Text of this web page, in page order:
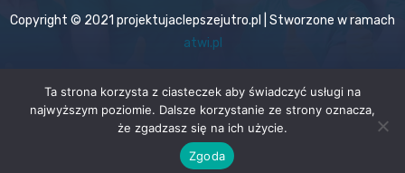
Copyright © 2021 projektujaclepszejutro.pl | Stworzone w ramach
atwi.pl
Ta strona korzysta z ciasteczek aby świadczyć usługi na
najwyższym poziomie. Dalsze korzystanie ze strony oznacza,
że zgadzasz się na ich użycie.
Zgoda